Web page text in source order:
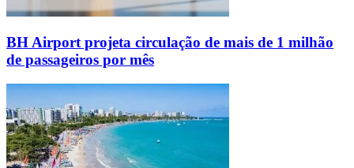
BH Airport projeta circulação de mais de 1 milhão
de passageiros por mês